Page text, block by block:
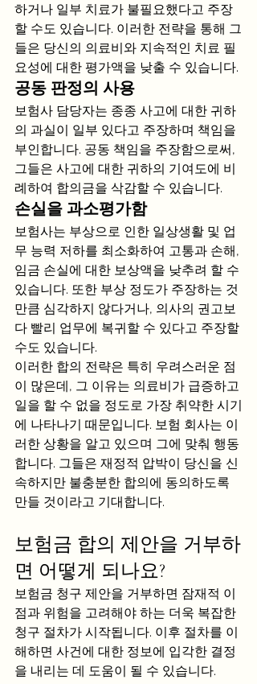
하거나 일부 치료가 불필요했다고 주장
할 수도 있습니다. 이러한 전략을 통해 그
들은 당신의 의료비와 지속적인 치료 필
요성에 대한 평가액을 낮출 수 있습니다.
공동 판정의 사용
보험사 담당자는 종종 사고에 대한 귀하
의 과실이 일부 있다고 주장하며 책임을
부인합니다. 공동 책임을 주장함으로써,
그들은 사고에 대한 귀하의 기여도에 비
례하여 합의금을 삭감할 수 있습니다.
손실을 과소평가함
보험사는 부상으로 인한 일상생활 및 업
무 능력 저하를 최소화하여 고통과 손해,
임금 손실에 대한 보상액을 낮추려 할 수
있습니다. 또한 부상 정도가 주장하는 것
만큼 심각하지 않다거나, 의사의 권고보
다 빨리 업무에 복귀할 수 있다고 주장할
수도 있습니다.
이러한 합의 전략은 특히 우려스러운 점
이 많은데, 그 이유는 의료비가 급증하고
일을 할 수 없을 정도로 가장 취약한 시기
에 나타나기 때문입니다. 보험 회사는 이
러한 상황을 알고 있으며 그에 맞춰 행동
합니다. 그들은 재정적 압박이 당신을 신
속하지만 불충분한 합의에 동의하도록
만들 것이라고 기대합니다.
보험금 합의 제안을 거부하
면 어떻게 되나요?
보험금 청구 제안을 거부하면 잠재적 이
점과 위험을 고려해야 하는 더욱 복잡한
청구 절차가 시작됩니다. 이후 절차를 이
해하면 사건에 대한 정보에 입각한 결정
을 내리는 데 도움이 될 수 있습니다.